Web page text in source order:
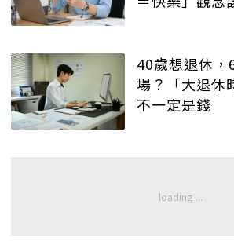
40歲想退休
場？「大退休
不一定是錢